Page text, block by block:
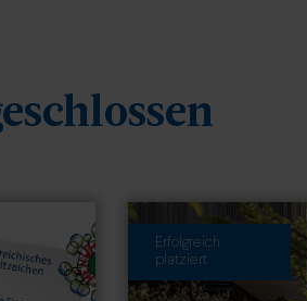
Erfolgreich
platziert